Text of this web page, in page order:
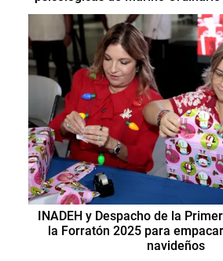
INADEH y Despacho de la
la Forratón 2025 para
navideños